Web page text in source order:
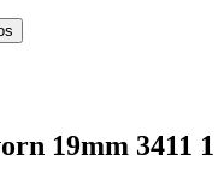
19mm 3411 1